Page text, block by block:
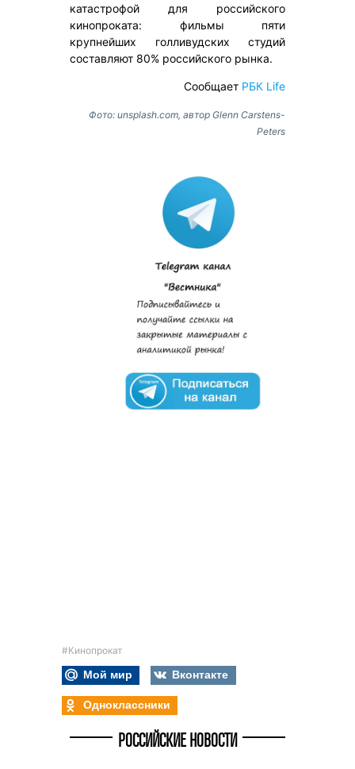
катастрофой для российского
кинопроката: фильмы пяти
крупнейших голливудских студий
составляют 80% российского рынка.
Сообщает РБК Life
Фото: unsplash.com, автор Glenn Carstens-
Peters
#Кинопрокат
Мой мир
Вконтакте
Одноклассники
РОССИЙСКИЕ НОВОСТИ